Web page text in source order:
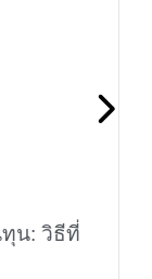
ทุน: วิธีที่